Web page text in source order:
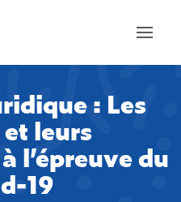
: Les
leurs
l’épreuve du
19